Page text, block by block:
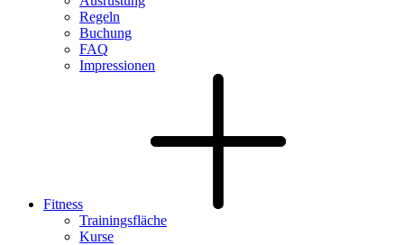
Regeln
Buchung
FAQ
Impressionen
Fitness
Trainingsfläche
Kurse